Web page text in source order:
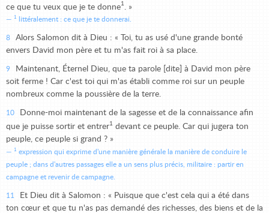
ce que tu veux que je te donne1 . »
1 littéralement : ce que je te donnerai.
8
Alors Salomon dit à Dieu : « Toi, tu as usé d'une grande bonté
envers David mon père et tu m'as fait roi à sa place.
9
Maintenant, Éternel Dieu, que ta parole [dite] à David mon père
soit ferme ! Car c'est toi qui m'as établi comme roi sur un peuple
nombreux comme la poussière de la terre.
10
Donne-moi maintenant de la sagesse et de la connaissance afin
que je puisse sortir et entrer1 devant ce peuple. Car qui jugera ton
peuple, ce peuple si grand ? »
1 expression qui exprime d'une manière générale la manière de conduire le
peuple ; dans d'autres passages elle a un sens plus précis, militaire : partir en
campagne et revenir de campagne.
11
Et Dieu dit à Salomon : « Puisque que c'est cela qui a été dans
ton cœur et que tu n'as pas demandé des richesses, des biens et de la